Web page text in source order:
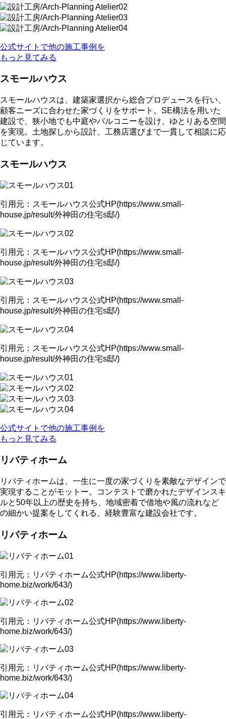
公式サイトで他の施工事例を
もっと見てみる
スモールハウス
スモールハウスは、建築家選択から総合プロデュースを行い、
顧客ニーズに合わせた家づくりをサポート。SE構法を用いた
建設で、狭小地でも中庭やバルコニーを設け、ゆとりある空間
を実現。土地探しから設計、工務店選びまで一貫して相談に応
じています。
スモールハウス
引用元：スモールハウス公式HP(https://www.small-
house.jp/result/外神田の住宅s邸/)
引用元：スモールハウス公式HP(https://www.small-
house.jp/result/外神田の住宅s邸/)
引用元：スモールハウス公式HP(https://www.small-
house.jp/result/外神田の住宅s邸/)
引用元：スモールハウス公式HP(https://www.small-
house.jp/result/外神田の住宅s邸/)
公式サイトで他の施工事例を
もっと見てみる
リバティホーム
リバティホームは、一生に一度の家づくりを素敵なデザインで
実現することがモットー。コンテストで磨かれたデザインスキ
ルと50年以上の歴史を持ち、地域密着で借地や風の流れなど
の細かい提案をしてくれる、経験豊富な建設会社です。
リバティホーム
引用元：リバティホーム公式HP(https://www.liberty-
home.biz/work/643/)
引用元：リバティホーム公式HP(https://www.liberty-
home.biz/work/643/)
引用元：リバティホーム公式HP(https://www.liberty-
home.biz/work/643/)
引用元：リバティホーム公式HP(https://www.liberty-